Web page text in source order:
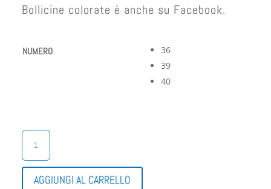
Bollicine colorate è anche su Facebook.
NUMERO
36
39
40
SCARPE
DECOLTÈ
COMODE
QUANTITÀ
AGGIUNGI AL CARRELLO